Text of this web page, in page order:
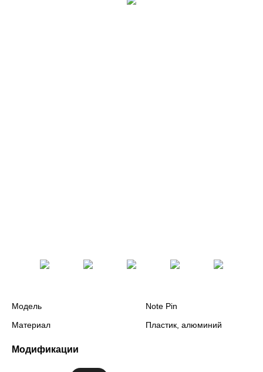
Модель
Note Pin
Материал
Пластик, алюминий
Модификации